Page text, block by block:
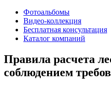
Фотоальбомы
Видео-коллекция
Бесплатная консультация
Каталог компаний
Правила расчета
соблюдением